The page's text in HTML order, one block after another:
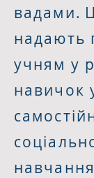
вадами.
надають
учням у
навичок